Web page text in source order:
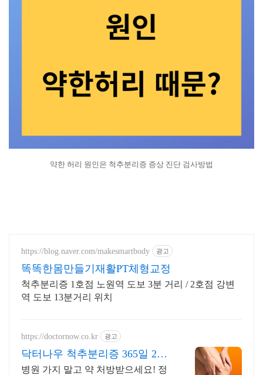
약한 허리 원인은 척추분리증 증상 진단 검사방법
https://blog.naver.com/makesmartbody 광고
똑똑한몸만들기재활PT체형교정
척추분리증 1호점 노원역 도보 3분 거리 / 2호점 강변
역 도보 13분거리 위치
https://doctornow.co.kr 광고
닥터나우 척추분리증 365일 24
시간 진료가능
병원 가지 말고 약 처방받으세요! 정